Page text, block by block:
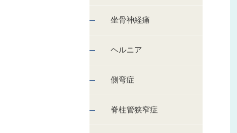
坐骨神経痛
ヘルニア
側弯症
脊柱管狭窄症